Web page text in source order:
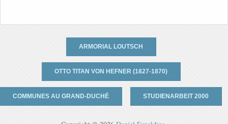
ARMORIAL LOUTSCH
OTTO TITAN VON HEFNER (1827-1870)
COMMUNES AU GRAND-DUCHÉ STUDIENARBEIT 2000